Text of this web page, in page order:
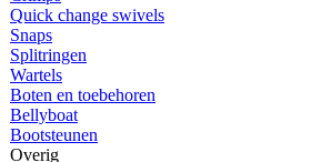
Quick change swivels
Snaps
Splitringen
Wartels
Boten en toebehoren
Bellyboat
Bootsteunen
Overig